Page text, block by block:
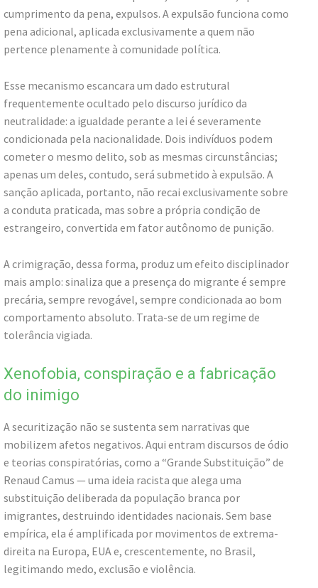
cumprimento da pena, expulsos. A expulsão funciona como
pena adicional, aplicada exclusivamente a quem não
pertence plenamente à comunidade política.
Esse mecanismo escancara um dado estrutural
frequentemente ocultado pelo discurso jurídico da
neutralidade: a igualdade perante a lei é severamente
condicionada pela nacionalidade. Dois indivíduos podem
cometer o mesmo delito, sob as mesmas circunstâncias;
apenas um deles, contudo, será submetido à expulsão. A
sanção aplicada, portanto, não recai exclusivamente sobre
a conduta praticada, mas sobre a própria condição de
estrangeiro, convertida em fator autônomo de punição.
A crimigração, dessa forma, produz um efeito disciplinador
mais amplo: sinaliza que a presença do migrante é sempre
precária, sempre revogável, sempre condicionada ao bom
comportamento absoluto. Trata-se de um regime de
tolerância vigiada.
Xenofobia, conspiração e a fabricação
do inimigo
A securitização não se sustenta sem narrativas que
mobilizem afetos negativos. Aqui entram discursos de ódio
e teorias conspiratórias, como a “Grande Substituição” de
Renaud Camus — uma ideia racista que alega uma
substituição deliberada da população branca por
imigrantes, destruindo identidades nacionais. Sem base
empírica, ela é amplificada por movimentos de extrema-
direita na Europa, EUA e, crescentemente, no Brasil,
legitimando medo, exclusão e violência.